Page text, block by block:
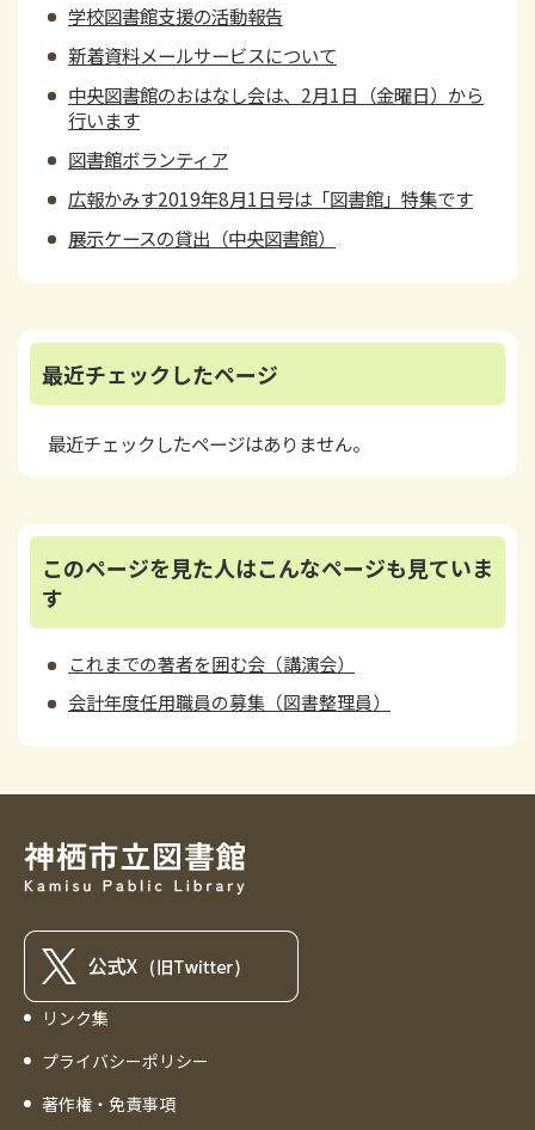
学校図書館支援の活動報告
新着資料メールサービスについて
中央図書館のおはなし会は、2月1日（金曜日）から
行います
図書館ボランティア
広報かみす2019年8月1日号は「図書館」特集です
展示ケースの貸出（中央図書館）
最近チェックしたページ
最近チェックしたページはありません。
このページを見た人はこんなページも見ていま
す
これまでの著者を囲む会（講演会）
会計年度任用職員の募集（図書整理員）
リンク集
プライバシーポリシー
著作権・免責事項